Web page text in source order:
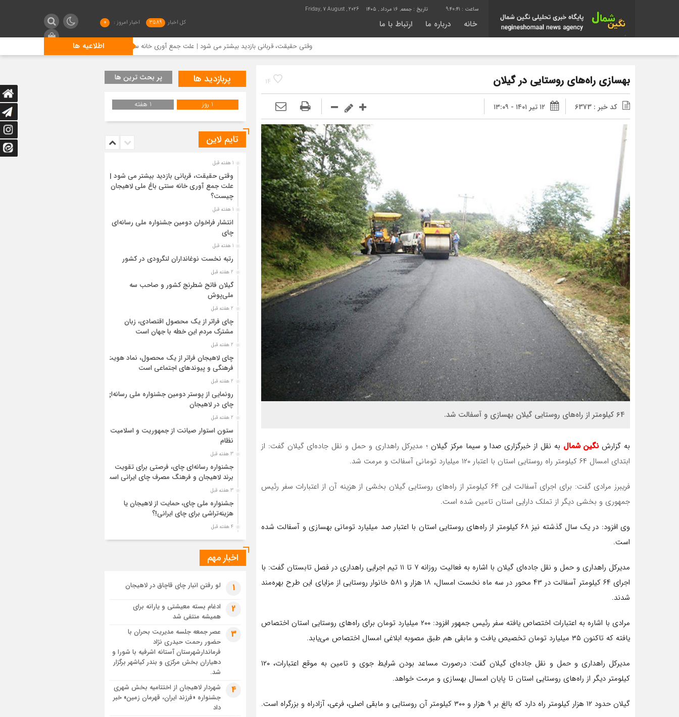
9:40:42 تاریخ : جمعه, ۱۶ مرداد , ۱۴۰۵ Friday, 7 August , 2026
خانه درباره ما ارتباط با ما کل اخبار 3589 اخبار امروز : 0
اطلاعیه ها
وقتی حقیقت، قربانی بازدید بیشتر می شود | علت جمع آوری خانه سنتی باغ ملی لاهیجان چیست؟
14 بهسازی راه‌های روستایی در گیلان
کد خبر : 6373 ۱۲ تیر ۱۴۰۱ - ۱۳:۰۹
64 کیلومتر از راه‌های روستایی گیلان بهسازی و آسفالت شد.
به گزارشنگین شمال به نقل از خبرگزاری صدا و سیما مرکز گیلان ؛ مدیرکل راهداری و حمل و نقل جاده‌ای گیلان گفت: از
ابتدای امسال ۶۴ کیلومتر راه روستایی استان با اعتبار ۱۲۰ میلیارد تومانی آسفالت و مرمت شد.
فریبرز مرادی گفت: برای اجرای آسفالت این ۶۴ کیلومتر از راه‌های روستایی گیلان بخشی از هزینه آن از اعتبارات سفر رئیس
جمهوری و بخشی دیگر از تملک دارایی استان تامین شده است.
وی افزود: در یک سال گذشته نیز ۶۸ کیلومتر از راه‌های روستایی استان با اعتبار صد میلیارد تومانی بهسازی و آسفالت شده
است.
مدیرکل راهداری و حمل و نقل جاده‌ای گیلان با اشاره به فعالیت روزانه ۷ تا ۱۱ تیم اجرایی راهداری در فصل تابستان گفت: با
اجرای ۶۴ کیلومتر آسفالت در ۴۳ محور در سه ماه نخست امسال، ۱۸ هزار و ۵۸۱ خانوار روستایی از مزایای این طرح بهره‌مند
شدند.
مرادی با اشاره به اعتبارات اختصاص یافته سفر رئیس جمهور افزود: ۲۰۰ میلیارد تومان برای راه‌های روستایی استان اختصاص
یافته که تاکنون ۳۵ میلیارد تومان تخصیص یافت و مابقی هم طبق مصوبه ابلاغی امسال اختصاص می‌یابد.
مدیرکل راهداری و حمل و نقل جاده‌ای گیلان گفت: درصورت مساعد بودن شرایط جوی و تامین به موقع اعتبارات، ۱۲۰
کیلومتر دیگر از راه‌های روستایی استان تا پایان امسال بهسازی و مرمت خواهد.
گیلان حدود ۱۲ هزار کیلومتر راه دارد که بالغ بر ۹ هزار و ۳۰۰ کیلومتر آن روستایی و مابقی اصلی، فرعی، آزادراه و بزرگراه است.
پربازدید ها پر بحث ترین ها
1 روز 1 هفته
تایم لاین
1 هفته قبل
وقتی حقیقت، قربانی بازدید بیشتر می شود |
علت جمع آوری خانه سنتی باغ ملی لاهیجان
چیست؟
1 هفته قبل
انتشار فراخوان دومین جشنواره ملی رسانه‌ای
چای
1 هفته قبل
رتبه نخست نوغانداران لنگرودی در کشور
2 هفته قبل
گیلان فاتح شطرنج کشور و صاحب سه
ملی‌پوش
2 هفته قبل
چای فراتر از یک محصول اقتصادی، زبان
مشترک مردم این خطه با جهان است
2 هفته قبل
چای لاهیجان فراتر از یک محصول، نماد هویت
فرهنگی و پیوندهای اجتماعی است
2 هفته قبل
رونمایی از پوستر دومین جشنواره ملی رسانه‌ای
چای در لاهیجان
2 هفته قبل
ستون استوار صیانت از جمهوریت و اسلامیت
نظام
3 هفته قبل
جشنواره رسانه‌ای چای، فرصتی برای تقویت
برند لاهیجان و فرهنگ مصرف چای ایرانی است
3 هفته قبل
جشنواره ملی چای، حمایت از لاهیجان یا
هزینه‌تراشی برای چای ایرانی!؟
4 هفته قبل
پیکر مطهر رهبر شهید انقلاب در حرم مطهر
رضوی آرام گرفت
آخر در آستان امام رئوف
تصاویر هوایی مراسم تشییع پیکر مطهر آقای
شهید ایران – مشهد
4 هفته قبل
مراسم تشییع پیکر مطهر آقای شهید ایران –
مشهد
تصاویری از تراکم جمعیت حاضر در میدان
ثورهالعشرین نجف اشرف
اخبار مهم
1 لو رفتن انبار چای قاچاق در لاهیجان
2
ادغام بسته معیشتی و یارانه برای
همیشه منتفی شد
3
عصر جمعه جلسه مدیریت بحران با
حضور رحمت حیدری نژاد
فرماندارشهرستان آستانه اشرفیه با شورا و
دهیاران بخش مرکزی و بندر کیاشهر برگزار
شد.
4
شهردار لاهیجان از اختتامیه بخش شهری
جشنواره «فرزند ایران، قهرمان زمین» خبر
داد